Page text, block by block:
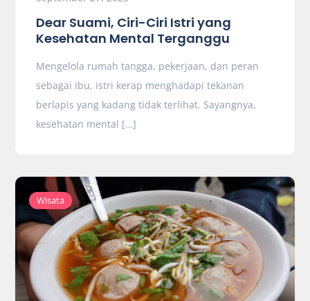
Dear Suami, Ciri-Ciri Istri yang
Kesehatan Mental Terganggu
Mengelola rumah tangga, pekerjaan, dan peran
sebagai ibu, istri kerap menghadapi tekanan
berlapis yang kadang tidak terlihat. Sayangnya,
kesehatan mental […]
Wisata